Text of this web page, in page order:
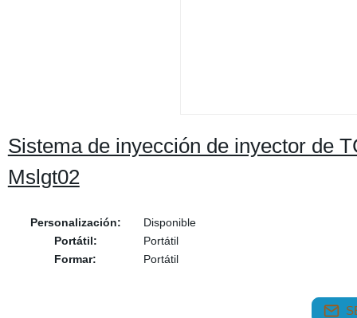
Sistema de inyección de inyector de
Mslgt02
Personalización:
Disponible
Portátil:
Portátil
Formar:
Portátil